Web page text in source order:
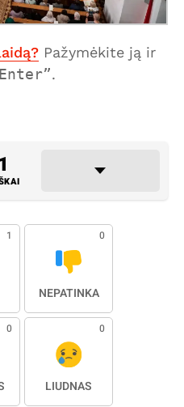
Pažymėkite ją ir
.
1
1 0
NEPATINKA
0 0
LIŪDNAS